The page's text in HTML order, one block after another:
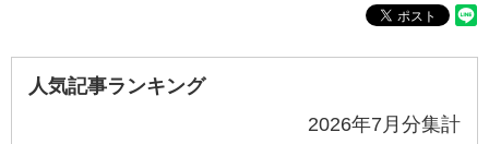
人気記事ランキング
2026年7月分集計